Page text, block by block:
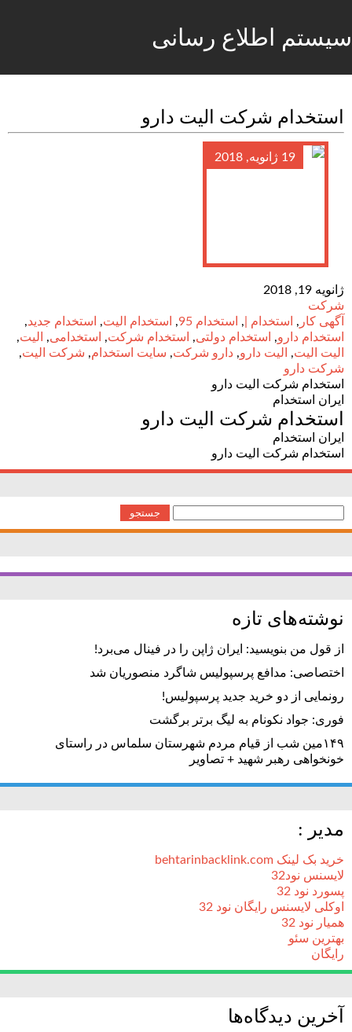
سیستم اطلاع رسانی
استخدام شرکت الیت دارو
19 ژانویه, 2018
ژانویه 19, 2018
شرکت
آگهی کار , استخدام | , استخدام 95 , استخدام الیت, استخدام جدید,
استخدام دارو, استخدام دولتی, استخدام شرکت, استخدامی, الیت,
الیت الیت, الیت دارو, دارو شرکت, سایت استخدام, شرکت الیت,
شرکت دارو
استخدام شرکت الیت دارو
ایران استخدام
استخدام شرکت الیت دارو
ایران استخدام
استخدام شرکت الیت دارو
برای:
نوشته‌های تازه
از قول من بنویسید: ایران ژاپن را در فینال می‌برد!
اختصاصی: مدافع پرسپولیس شاگرد منصوریان شد
رونمایی از دو خرید جدید پرسپولیس!
فوری: جواد نکونام به لیگ برتر برگشت
۱۴۹مین شب از قیام مردم شهرستان سلماس در راستای
خونخواهی رهبر شهید + تصاویر
مدیر :
خرید بک لینک behtarinbacklink.com
لایسنس نود32
پسورد نود 32
اوکلی لایسنس رایگان نود 32
همیار نود 32
بهترین سئو
رایگان
آخرین دیدگاه‌ها